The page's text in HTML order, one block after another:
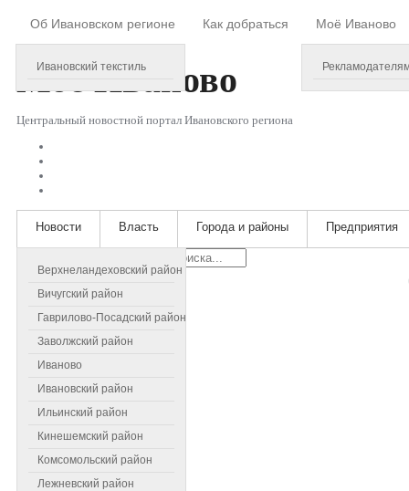
Об Ивановском регионе
Ивановский текстиль
Как добраться Моё Иваново
МоёИваново
Центральный новостной портал Ивановского региона
Новости
Верхнеландеховский район
Вичугский район
Гаврилово-Посадский район
Заволжский район
Иваново
Ивановский район
Ильинский район
Кинешемский район
Комсомольский район
Лежневский район
Власть Города и районы Предприятия